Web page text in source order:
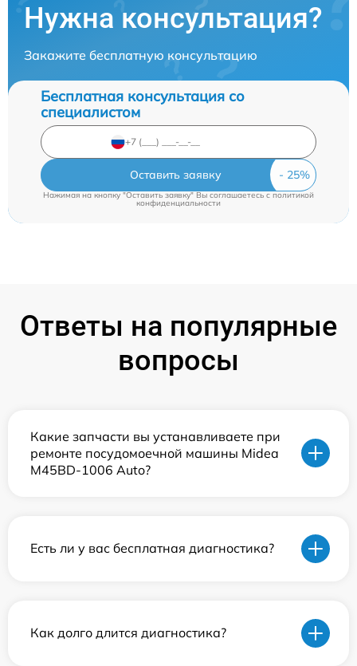
Нужна консультация?
Закажите бесплатную консультацию
Бесплатная консультация со
специалистом
Оставить заявку
Нажимая на кнопку "Оставить заявку" Вы соглашаетесь cполитикой
конфиденциальности
Ответы на популярные
вопросы
Какие запчасти вы устанавливаете при
ремонте посудомоечной машины Midea
M45BD-1006 Auto?
Есть ли у вас бесплатная диагностика?
Как долго длится диагностика?